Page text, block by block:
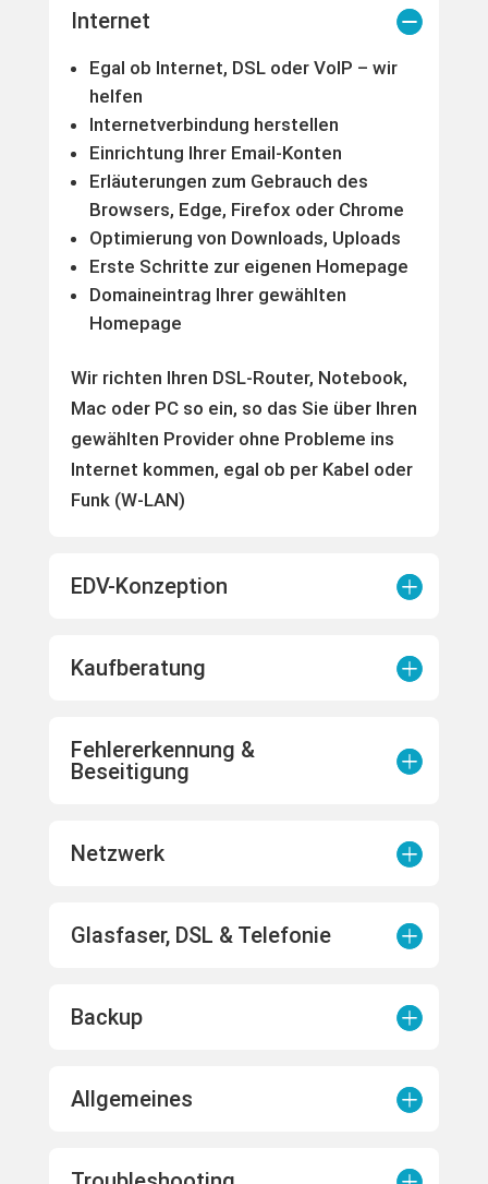
Internet
Egal ob Internet, DSL oder VoIP – wir
helfen
Internetverbindung herstellen
Einrichtung Ihrer Email-Konten
Erläuterungen zum Gebrauch des
Browsers, Edge, Firefox oder Chrome
Optimierung von Downloads, Uploads
Erste Schritte zur eigenen Homepage
Domaineintrag Ihrer gewählten
Homepage
Wir richten Ihren DSL-Router, Notebook,
Mac oder PC so ein, so das Sie über Ihren
gewählten Provider ohne Probleme ins
Internet kommen, egal ob per Kabel oder
Funk (W-LAN)
EDV-Konzeption
Kaufberatung
Fehlererkennung &
Beseitigung
Netzwerk
Glasfaser, DSL & Telefonie
Backup
Allgemeines